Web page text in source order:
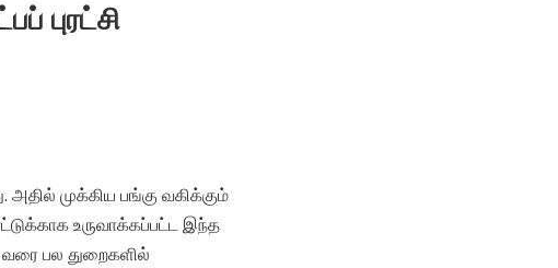
புரட்சி
முக்கிய பங்கு வகிக்கும்
உருவாக்கப்பட்ட இந்த
பல துறைகளில்